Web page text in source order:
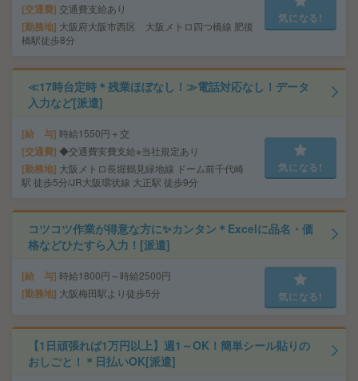
交通費 交通費支給あり
勤務地 大阪府大阪市西区 大阪メトロ四つ橋線 肥後
橋駅徒歩8分
気になる!
≪17時台定時＊残業ほぼなし！≫電話対応なし！データ
入力など[派遣]
給 与 時給1550円＋交
交通費 ◆交通費実費支給※当社規定あり
勤務地 大阪メトロ長堀鶴見緑地線 ドーム前千代崎
駅 徒歩5分/JR大阪環状線 大正駅 徒歩9分
気になる!
コツコツ作業が得意な方に✨カンタン＊Excelに品名・価
格などひたすら入力！[派遣]
給 与 時給1800円～時給2500円
勤務地 大阪梅田駅より徒歩5分 気になる!
【1日頑張れば1万円以上】週1～OK！簡単シール貼りの
おしごと！＊日払いOK[派遣]